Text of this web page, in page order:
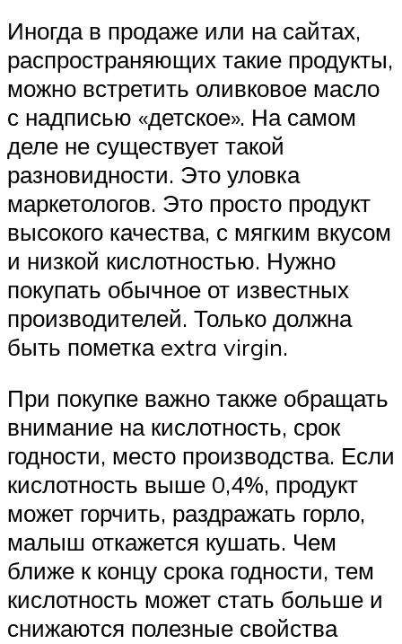
Иногда в продаже или на сайтах,
распространяющих такие продукты,
можно встретить оливковое масло
с надписью «детское». На самом
деле не существует такой
разновидности. Это уловка
маркетологов. Это просто продукт
высокого качества, с мягким вкусом
и низкой кислотностью. Нужно
покупать обычное от известных
производителей. Только должна
быть пометка extra virgin.
При покупке важно также обращать
внимание на кислотность, срок
годности, место производства. Если
кислотность выше 0,4%, продукт
может горчить, раздражать горло,
малыш откажется кушать. Чем
ближе к концу срока годности, тем
кислотность может стать больше и
снижаются полезные свойства